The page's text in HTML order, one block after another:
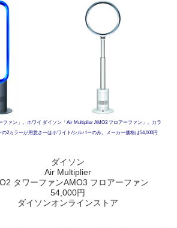
ファン」。ホワイ
の2カラーが用意さ
ダイソン「Air Multiplier AMO3 フロアーファン」。カラ
ーはホワイト/シルバーのみ。メーカー価格は54,000円
ダイソン
Air Multiplier
タワーファンAMO3 フロアーファン
54,000円
ダイソンオンラインストア